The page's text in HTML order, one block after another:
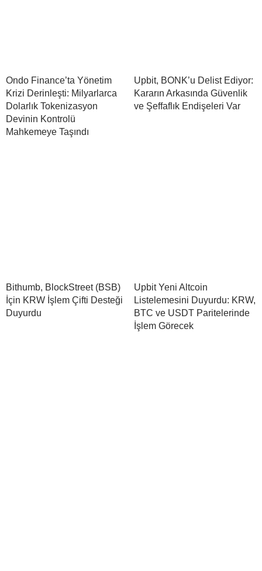
Ondo Finance’ta Yönetim
Krizi Derinleşti: Milyarlarca
Dolarlık Tokenizasyon
Devinin Kontrolü
Mahkemeye Taşındı
Upbit, BONK’u Delist Ediyor:
Kararın Arkasında Güvenlik
ve Şeffaflık Endişeleri Var
Bithumb, BlockStreet (BSB)
İçin KRW İşlem Çifti Desteği
Duyurdu
Upbit Yeni Altcoin
Listelemesini Duyurdu: KRW,
BTC ve USDT Paritelerinde
İşlem Görecek